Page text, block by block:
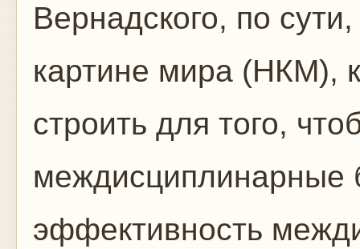
Вернадского, по
картине мира (НКМ),
строить для того,
междисциплинарные
эффективность